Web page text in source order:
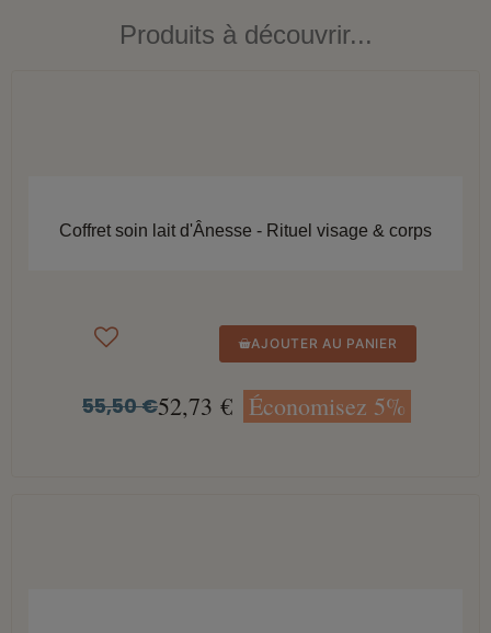
Produits à découvrir...
Coffret soin lait d'Ânesse - Rituel visage & corps
AJOUTER AU PANIER
55,50 €52,73 € Économisez 5%